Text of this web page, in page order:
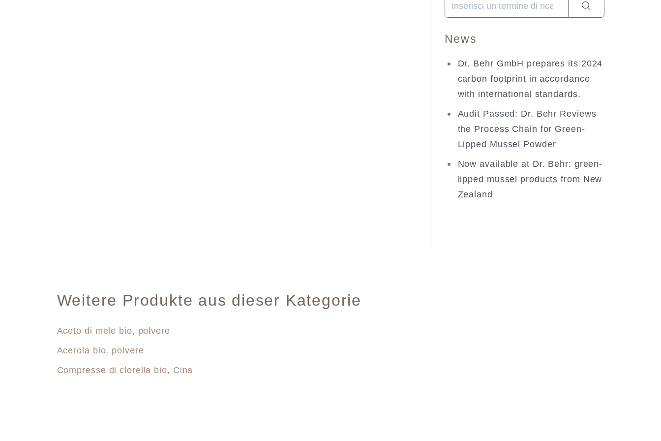
Una volta che i risultati del completamento
News
Dr. Behr GmbH prepares its 2024
carbon footprint in accordance
with international standards.
Audit Passed: Dr. Behr Reviews
the Process Chain for Green-
Lipped Mussel Powder
Now available at Dr. Behr: green-
lipped mussel products from New
Zealand
Weitere Produkte aus dieser Kategorie
Aceto di mele bio, polvere
Acerola bio, polvere
Compresse di clorella bio, Cina